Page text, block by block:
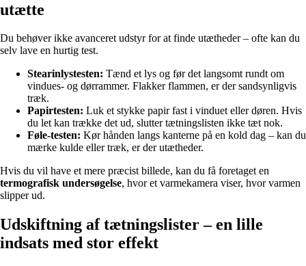
utætte
Du behøver ikke avanceret udstyr for at finde utætheder – ofte kan du
selv lave en hurtig test.
Stearinlystesten: Tænd et lys og før det langsomt rundt om
vindues- og dørrammer. Flakker flammen, er der sandsynligvis
træk.
Papirtesten: Luk et stykke papir fast i vinduet eller døren. Hvis
du let kan trække det ud, slutter tætningslisten ikke tæt nok.
Føle-testen: Kør hånden langs kanterne på en kold dag – kan du
mærke kulde eller træk, er der utætheder.
Hvis du vil have et mere præcist billede, kan du få foretaget en
termografisk undersøgelse, hvor et varmekamera viser, hvor varmen
slipper ud.
Udskiftning af tætningslister – en lille
indsats med stor effekt